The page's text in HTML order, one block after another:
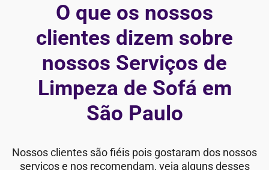
O que os nossos
clientes dizem sobre
nossos Serviços de
Limpeza de Sofá em
São Paulo
Nossos clientes são fiéis pois gostaram dos nossos
serviços e nos recomendam, veja alguns desses